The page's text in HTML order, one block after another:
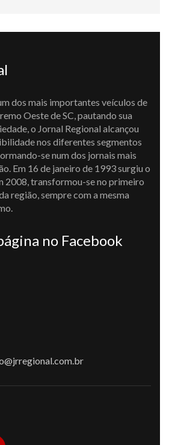
dos mais importantes veículos de
Oeste de SC, pautando sua
o Jornal Regional alcançou
nos diferentes segmentos
se num dos jornais mais
Em 16 de janeiro de 1993 surgiu o
2008, transformou-se no primeiro
região, sempre com a mesma
no Facebook